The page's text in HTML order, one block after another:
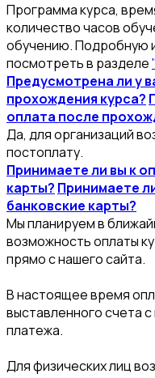
Программа курса,
количество часов
обучению. Подробную
посмотреть в разделе
Предусмотрена ли у
прохождения курса?
оплата после
Да, для организаций
постоплату.
Принимаете ли вы к
карты? Принимаете
банковские карты?
Мы планируем в
возможность оплаты
прямо с нашего сайта.
В настоящее время
выставленного счета
платежа.
Для физических лиц